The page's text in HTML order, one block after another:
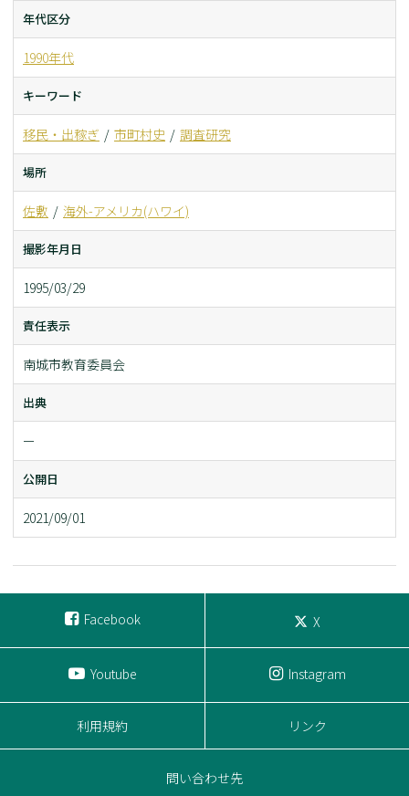
年代区分
1990年代
キーワード
移民・出稼ぎ 市町村史 調査研究
場所
佐敷 海外-アメリカ(ハワイ)
撮影年月日
1995/03/29
責任表示
南城市教育委員会
出典
ー
公開日
2021/09/01
Facebook X
Youtube Instagram
利用規約 リンク
問い合わせ先